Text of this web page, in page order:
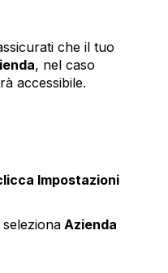
che il tuo
, nel caso
accessibile.
Impostazioni
seleziona Azienda